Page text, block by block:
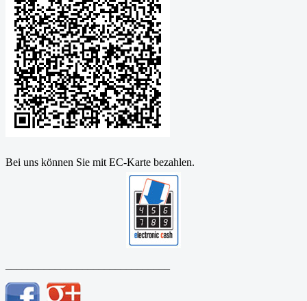
Bei uns können Sie mit EC-Karte bezahlen.